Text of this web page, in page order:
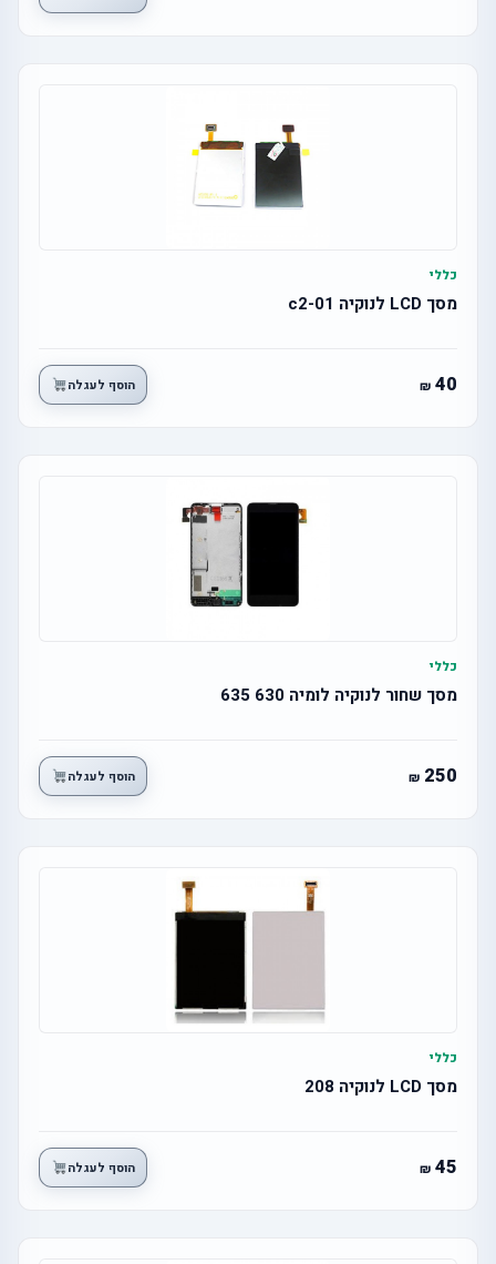
כללי
מסך LCD לנוקיה c2-01
40 הוסף לעגלה
כללי
מסך שחור לנוקיה לומיה 630 635
250 הוסף לעגלה
כללי
מסך LCD לנוקיה 208
45 הוסף לעגלה